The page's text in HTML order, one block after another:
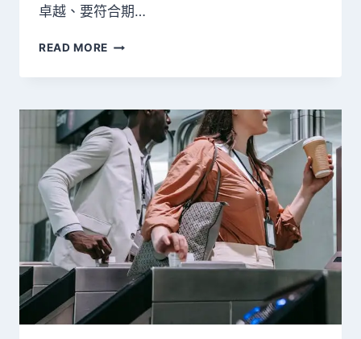
卓越、要符合期…
READ MORE 拒
被
義
的
自
由
靈
魂：
美
賢
（ALYSA
LIU）
如